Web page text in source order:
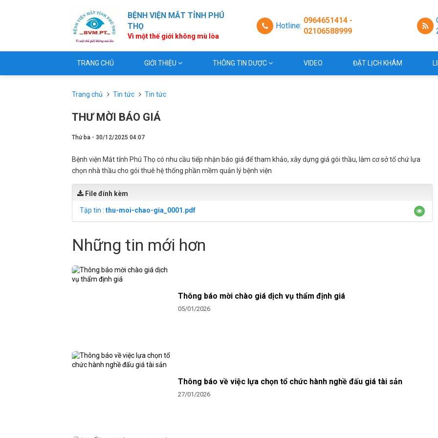
BỆNH VIỆN MẮT TỈNH PHÚ
THỌ
Vì một thế giới không mù lòa
Hotline:
0964651414 -
02106588999
TRANG CHỦ GIỚI THIỆU THÔNG TIN DƯỢC VIDEO ĐẶT LỊCH KHÁM
Trang chủ Tin tức Tin tức
THƯ MỜI BÁO GIÁ
Thứ ba - 30/12/2025 04:07
Bệnh viện Mắt tỉnh Phú Thọ có nhu cầu tiếp nhận báo giá để tham khảo, xây dựng giá gói thầu, làm cơ sở tổ chứ lựa
chọn nhà thầu cho gói thuê hệ thống phần mềm quản lý bệnh viện
File đính kèm
Tập tin : thu-moi-chao-gia_0001.pdf
Những tin mới hơn
Thông báo mời chào giá dịch vụ thẩm định giá
05/01/2026
Thông báo về việc lựa chọn tổ chức hành nghề đấu giá tài sản
27/01/2026